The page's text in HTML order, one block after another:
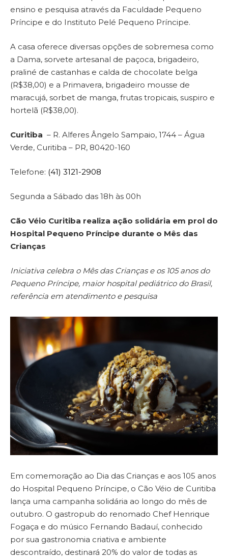
ensino e pesquisa através da Faculdade Pequeno
Príncipe e do Instituto Pelé Pequeno Príncipe.
A casa oferece diversas opções de sobremesa como
a Dama, sorvete artesanal de paçoca, brigadeiro,
praliné de castanhas e calda de chocolate belga
(R$38,00) e a Primavera, brigadeiro mousse de
maracujá, sorbet de manga, frutas tropicais, suspiro e
hortelã (R$38,00).
Curitiba – R. Alferes Ângelo Sampaio, 1744 – Água
Verde, Curitiba – PR, 80420-160
Telefone: (41) 3121-2908
Segunda a Sábado das 18h às 00h
Cão Véio Curitiba realiza ação solidária em prol do
Hospital Pequeno Príncipe durante o Mês das
Crianças
Iniciativa celebra o Mês das Crianças e os 105 anos do
Pequeno Príncipe, maior hospital pediátrico do Brasil,
referência em atendimento e pesquisa
Em comemoração ao Dia das Crianças e aos 105 anos
do Hospital Pequeno Príncipe, o Cão Véio de Curitiba
lança uma campanha solidária ao longo do mês de
outubro. O gastropub do renomado Chef Henrique
Fogaça e do músico Fernando Badauí, conhecido
por sua gastronomia criativa e ambiente
descontraído, destinará 20% do valor de todas as